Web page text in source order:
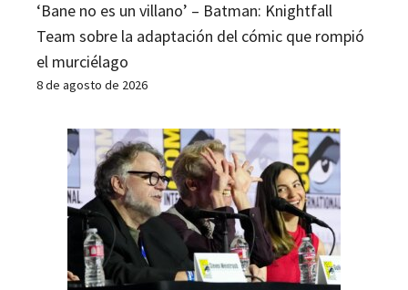
‘Bane no es un villano’ – Batman: Knightfall
Team sobre la adaptación del cómic que rompió
el murciélago
8 de agosto de 2026